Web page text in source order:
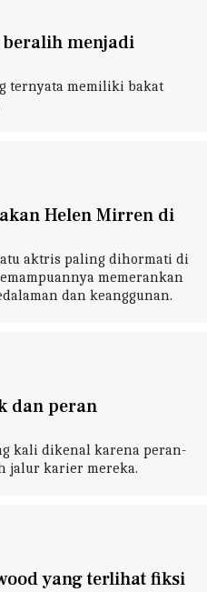
menjadi
ternyata memiliki bakat
Helen Mirren di
aktris paling dihormati di
memerankan
dan keanggunan.
dan peran
kali dikenal karena peran-
jalur karier mereka.
yang terlihat fiksi